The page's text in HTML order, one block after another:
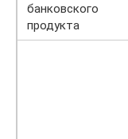
банковского
продукта